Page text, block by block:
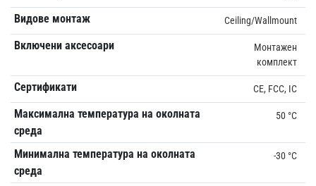
Видове монтаж Ceiling/Wallmount
Включени аксесоари
Монтажен
комплект
Сертификати CE, FCC, IC
Максимална температура на околната
среда
50 °C
Минимална температура на околната
среда
-30 °C